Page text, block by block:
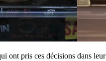
ont pris ces décisions dans